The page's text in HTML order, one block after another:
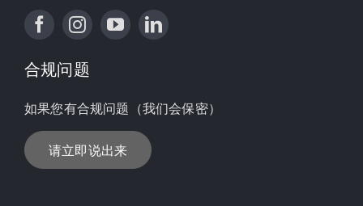
合规问题
如果您有合规问题（我们会保密）
请立即说出来